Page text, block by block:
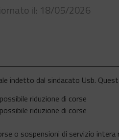
il: 18/05/2026
indetto dal sindacato Usb.
riduzione di corse
riduzione di corse
o sospensioni di servizio intera